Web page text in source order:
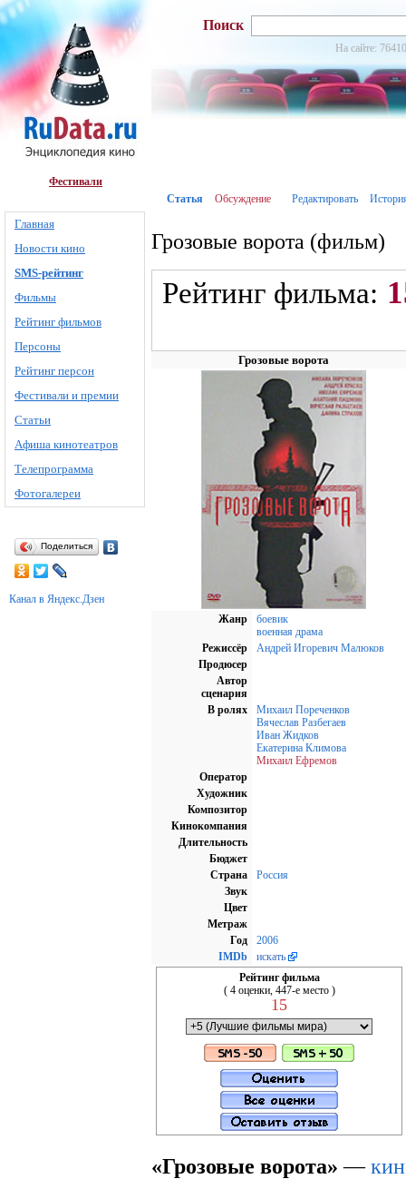
Фестивали
Главная
Новости кино
SMS-рейтинг
Фильмы
Рейтинг фильмов
Персоны
Рейтинг персон
Фестивали и премии
Статьи
Афиша кинотеатров
Телепрограмма
Фотогалереи
Поделиться
Канал в Яндекс.Дзен
Поиск
На сайте:
Статья Обсуждение Редактировать
Грозовые ворота (фильм)
Рейтинг фильма:
Грозовые ворота
Жанр
боевик
военная драма
Режиссёр
Андрей Игоревич Малюков
Продюсер
Автор
сценария
В ролях
Михаил Пореченков
Вячеслав Разбегаев
Иван Жидков
Екатерина Климова
Михаил Ефремов
Оператор
Художник
Композитор
Кинокомпания
Длительность
Бюджет
Страна
Россия
Звук
Цвет
Метраж
Год
2006
IMDb
искать
Рейтинг фильма
( 4 оценки, 447-е место )
15
«Грозовые ворота» —